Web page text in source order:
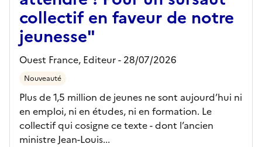
collectif en faveur de notre
jeunesse"
Ouest France, Editeur- 28/07/2026
Nouveauté
Plus de 1,5 million de jeunes ne sont aujourd’hui ni
en emploi, ni en études, ni en formation. Le
collectif qui cosigne ce texte - dont l’ancien
ministre Jean-Louis...